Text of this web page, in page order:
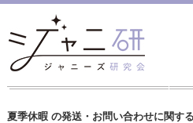
夏季休暇 の発送・お問い合わせに関す